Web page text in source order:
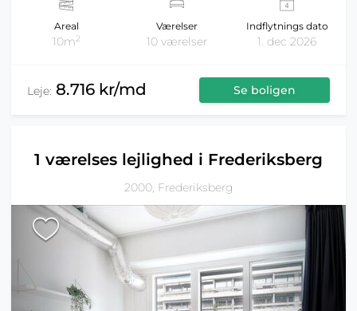
Areal
10m2
Værelser
10 værelser
Indflytnings dato
1. dec 2026
Leje: 8.716 kr/md Se boligen
1 værelses lejlighed i Frederiksberg
2000, Frederiksberg